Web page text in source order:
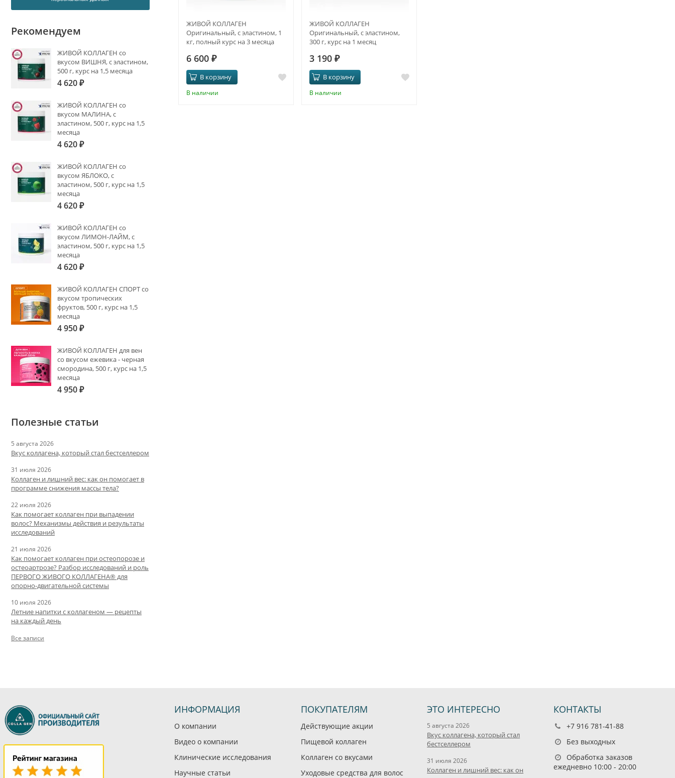
ЖИВОЙ КОЛЛАГЕН
Оригинальный, с эластином, 1
кг, полный курс на 3 месяца
6 600 ₽
В корзину
В наличии
ЖИВОЙ КОЛЛАГЕН
Оригинальный, с эластином,
300 г, курс на 1 месяц
3 190 ₽
В корзину
В наличии
Рекомендуем
ЖИВОЙ КОЛЛАГЕН со
вкусом ВИШНЯ, с эластином,
500 г, курс на 1,5 месяца
4 620₽
ЖИВОЙ КОЛЛАГЕН со
вкусом МАЛИНА, с
эластином, 500 г, курс на 1,5
месяца
4 620₽
ЖИВОЙ КОЛЛАГЕН со
вкусом ЯБЛОКО, с
эластином, 500 г, курс на 1,5
месяца
4 620₽
ЖИВОЙ КОЛЛАГЕН со
вкусом ЛИМОН-ЛАЙМ, с
эластином, 500 г, курс на 1,5
месяца
4 620₽
ЖИВОЙ КОЛЛАГЕН СПОРТ со
вкусом тропических
фруктов, 500 г, курс на 1,5
месяца
4 950₽
ЖИВОЙ КОЛЛАГЕН для вен
со вкусом ежевика - черная
смородина, 500 г, курс на 1,5
месяца
4 950₽
Полезные статьи
5 августа 2026
Вкус коллагена, который стал бестселлером
31 июля 2026
Коллаген и лишний вес: как он помогает в
программе снижения массы тела?
22 июля 2026
Как помогает коллаген при выпадении
волос? Механизмы действия и результаты
исследований
21 июля 2026
Как помогает коллаген при остеопорозе и
остеоартрозе? Разбор исследований и роль
ПЕРВОГО ЖИВОГО КОЛЛАГЕНА® для
опорно-двигательной системы
10 июля 2026
Летние напитки с коллагеном — рецепты
на каждый день
Все записи
ИНФОРМАЦИЯ
О компании
Видео о компании
Клинические исследования
Научные статьи
ПОКУПАТЕЛЯМ
Действующие акции
Пищевой коллаген
Коллаген со вкусами
Уходовые средства для волос
ЭТО ИНТЕРЕСНО
5 августа 2026
Вкус коллагена, который стал
бестселлером
31 июля 2026
Коллаген и лишний вес: как он
КОНТАКТЫ
+7 916 781-41-88
Без выходных
Обработка заказов
ежедневно 10:00 - 20:00